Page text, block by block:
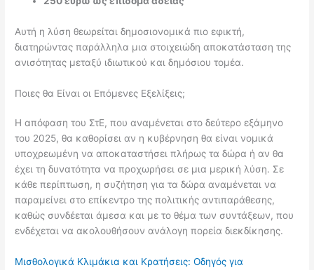
Αυτή η λύση θεωρείται δημοσιονομικά πιο εφικτή,
διατηρώντας παράλληλα μια στοιχειώδη αποκατάσταση της
ανισότητας μεταξύ ιδιωτικού και δημόσιου τομέα.
Ποιες θα Είναι οι Επόμενες Εξελίξεις;
Η απόφαση του ΣτΕ, που αναμένεται στο δεύτερο εξάμηνο
του 2025, θα καθορίσει αν η κυβέρνηση θα είναι νομικά
υποχρεωμένη να αποκαταστήσει πλήρως τα δώρα ή αν θα
έχει τη δυνατότητα να προχωρήσει σε μια μερική λύση. Σε
κάθε περίπτωση, η συζήτηση για τα δώρα αναμένεται να
παραμείνει στο επίκεντρο της πολιτικής αντιπαράθεσης,
καθώς συνδέεται άμεσα και με το θέμα των συντάξεων, που
ενδέχεται να ακολουθήσουν ανάλογη πορεία διεκδίκησης.
Μισθολογικά Κλιμάκια και Κρατήσεις: Οδηγός για